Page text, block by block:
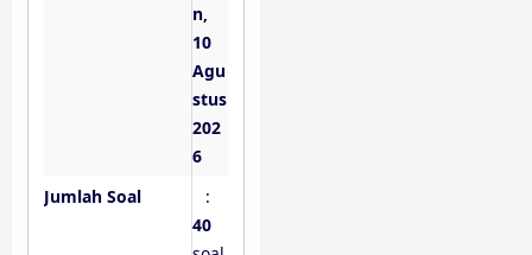
n,
10
Agu
stus
202
6
Jumlah Soal
:
40